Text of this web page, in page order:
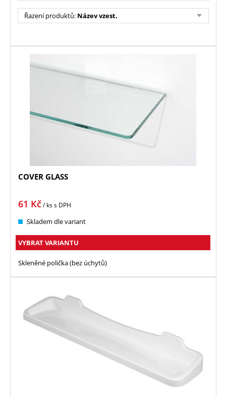
Řazení produktů: Název vzest.
COVER GLASS
61 Kč/ kss DPH
Skladem dle variant
VYBRAT VARIANTU
Skleněné polička (bez úchytů)